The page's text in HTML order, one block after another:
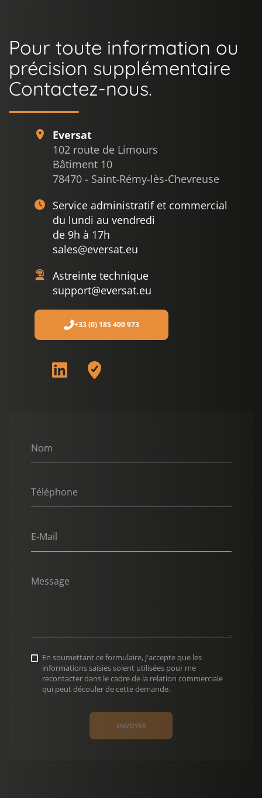
Pour toute information ou
précision supplémentaire
Contactez-nous.
Nom
Téléphone
E-Mail
Message
En soumettant ce formulaire, j'accepte que les
informations saisies soient utilisées pour me
recontacter dans le cadre de la relation commerciale
qui peut découler de cette demande.
ENVOYER
Eversat
102 route de Limours
Bâtiment 10
78470 - Saint-Rémy-lès-Chevreuse
Service administratif et commercial
du lundi au vendredi
de 9h à 17h
sales@eversat.eu
Astreinte technique
support@eversat.eu
+33 (0) 185 400 973